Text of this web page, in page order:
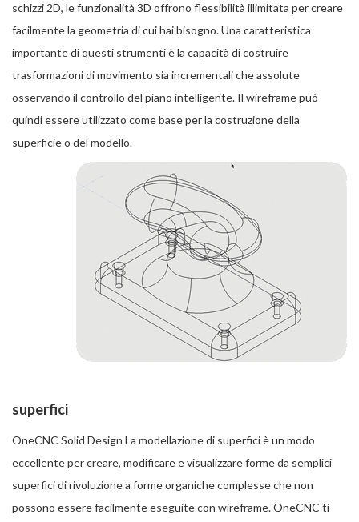
schizzi 2D, le funzionalità 3D offrono flessibilità illimitata per creare
facilmente la geometria di cui hai bisogno. Una caratteristica
importante di questi strumenti è la capacità di costruire
trasformazioni di movimento sia incrementali che assolute
osservando il controllo del piano intelligente. Il wireframe può
quindi essere utilizzato come base per la costruzione della
superficie o del modello.
superfici
OneCNC Solid Design La modellazione di superfici è un modo
eccellente per creare, modificare e visualizzare forme da semplici
superfici di rivoluzione a forme organiche complesse che non
possono essere facilmente eseguite con wireframe. OneCNC ti